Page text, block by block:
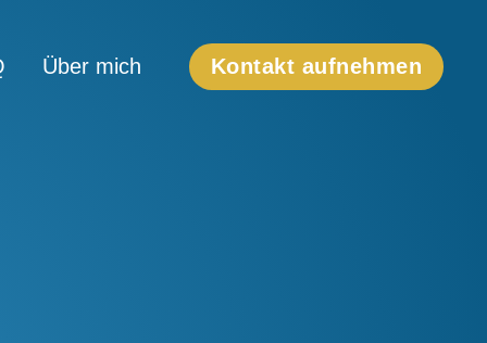
Über mich Kontakt aufnehmen